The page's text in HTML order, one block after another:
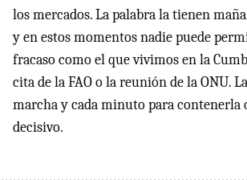
los mercados. La palabra la tienen
y en estos momentos nadie puede
fracaso como el que vivimos en la
cita de la FAO o la reunión de la ONU.
marcha y cada minuto para contenerla
decisivo.